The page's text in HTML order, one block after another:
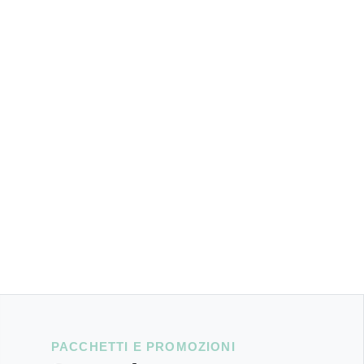
PACCHETTI E PROMOZIONI